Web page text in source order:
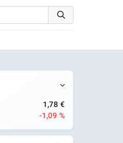
1,78 €
-1,09 %